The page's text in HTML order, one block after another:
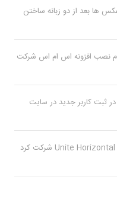
ها بعد از دو زبانه ساختن
نصب افزونه اس ام اس شرکت
ثبت کاربر جدید در سایت
شرکت کرد